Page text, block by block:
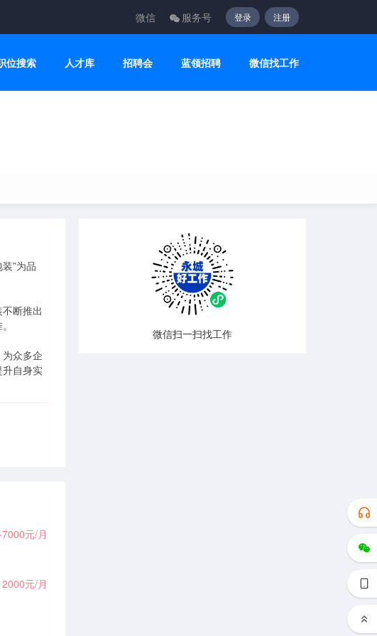
微信 服务号 登录 注册
位搜索 人才库 招聘会 蓝领招聘 微信找工作
”为品
断推出
众多企
自身实
元/月
2000元/月
微信扫一扫找工作